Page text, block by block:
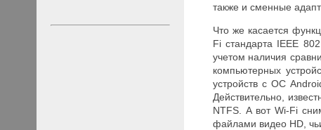
также и сменные
Что же касается
Fi стандарта IEEE
учетом наличия
компьютерных
устройств с ОС
Действительно,
NTFS. А вот Wi-Fi
файлами видео HD,